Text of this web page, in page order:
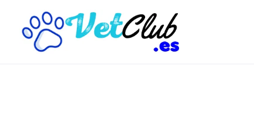
content